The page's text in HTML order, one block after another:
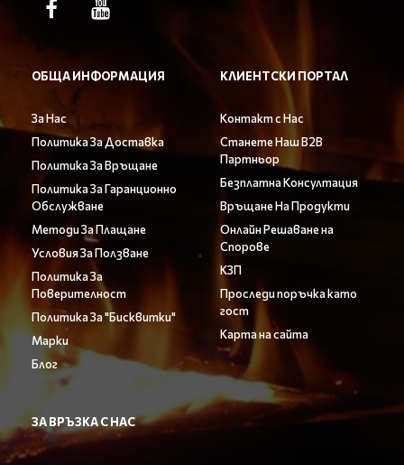
ОБЩА ИНФОРМАЦИЯ
За Нас
Политика За Доставка
Политика За Връщане
Политика За Гаранционно
Обслужване
Методи За Плащане
Условия За Ползване
Политика За
Поверителност
Политика За "Бисквитки"
Марки
Блог
КЛИЕНТСКИ ПОРТАЛ
Контакт с Нас
Станете Наш B2B
Партньор
Безплатна Консултация
Връщане На Продукти
Онлайн Решаване на
Спорове
КЗП
Проследи поръчка като
гост
Карта на сайта
ЗА ВРЪЗКА С НАС